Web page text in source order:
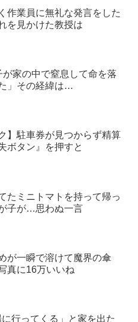
作業員に無礼な発言をした
を見かけた教授は
が家の中で窒息して命を落
」その経緯は…
】駐車券が見つからず精算
ボタン』を押すと
たミニトマトを持って帰っ
子が…思わぬ一言
が一瞬で溶けて魔界の傘
真に16万いいね
に行ってくる」と家を出た